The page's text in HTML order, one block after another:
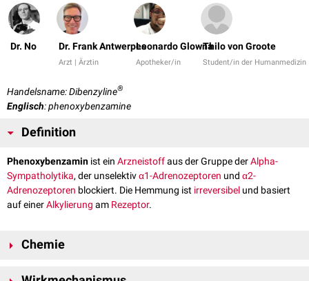
Dr. No Dr. Frank Antwerpes
Arzt | Ärztin
Leonardo Glowna
Apotheker/in
Thilo von Groote
Student/in der Humanmedizin
Handelsname: Dibenzyline®
Englisch: phenoxybenzamine
Definition
Phenoxybenzamin ist ein Arzneistoffaus der Gruppe derAlpha-
Sympatholytika, der unselektivα1-Adrenozeptoren und α2-
Adrenozeptoren blockiert. Die Hemmung ist irreversibel und basiert
auf einerAlkylierung am Rezeptor.
Chemie